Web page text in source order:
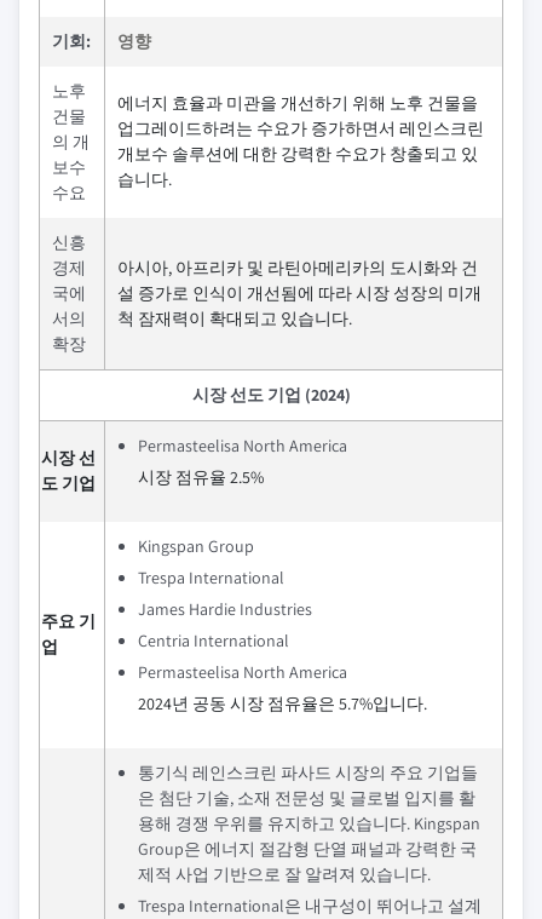
기회: 영향
노후
건물
의 개
보수
수요
에너지 효율과 미관을 개선하기 위해 노후 건물을
업그레이드하려는 수요가 증가하면서 레인스크린
개보수 솔루션에 대한 강력한 수요가 창출되고 있
습니다.
신흥
경제
국에
서의
확장
아시아, 아프리카 및 라틴아메리카의 도시화와 건
설 증가로 인식이 개선됨에 따라 시장 성장의 미개
척 잠재력이 확대되고 있습니다.
시장 선도 기업 (2024)
시장 선
도 기업
Permasteelisa North America
시장 점유율 2.5%
주요 기
업
Kingspan Group
Trespa International
James Hardie Industries
Centria International
Permasteelisa North America
2024년 공동 시장 점유율은 5.7%입니다.
통기식 레인스크린 파사드 시장의 주요 기업들
은 첨단 기술, 소재 전문성 및 글로벌 입지를 활
용해 경쟁 우위를 유지하고 있습니다. Kingspan
Group은 에너지 절감형 단열 패널과 강력한 국
제적 사업 기반으로 잘 알려져 있습니다.
Trespa International은 내구성이 뛰어나고 설계